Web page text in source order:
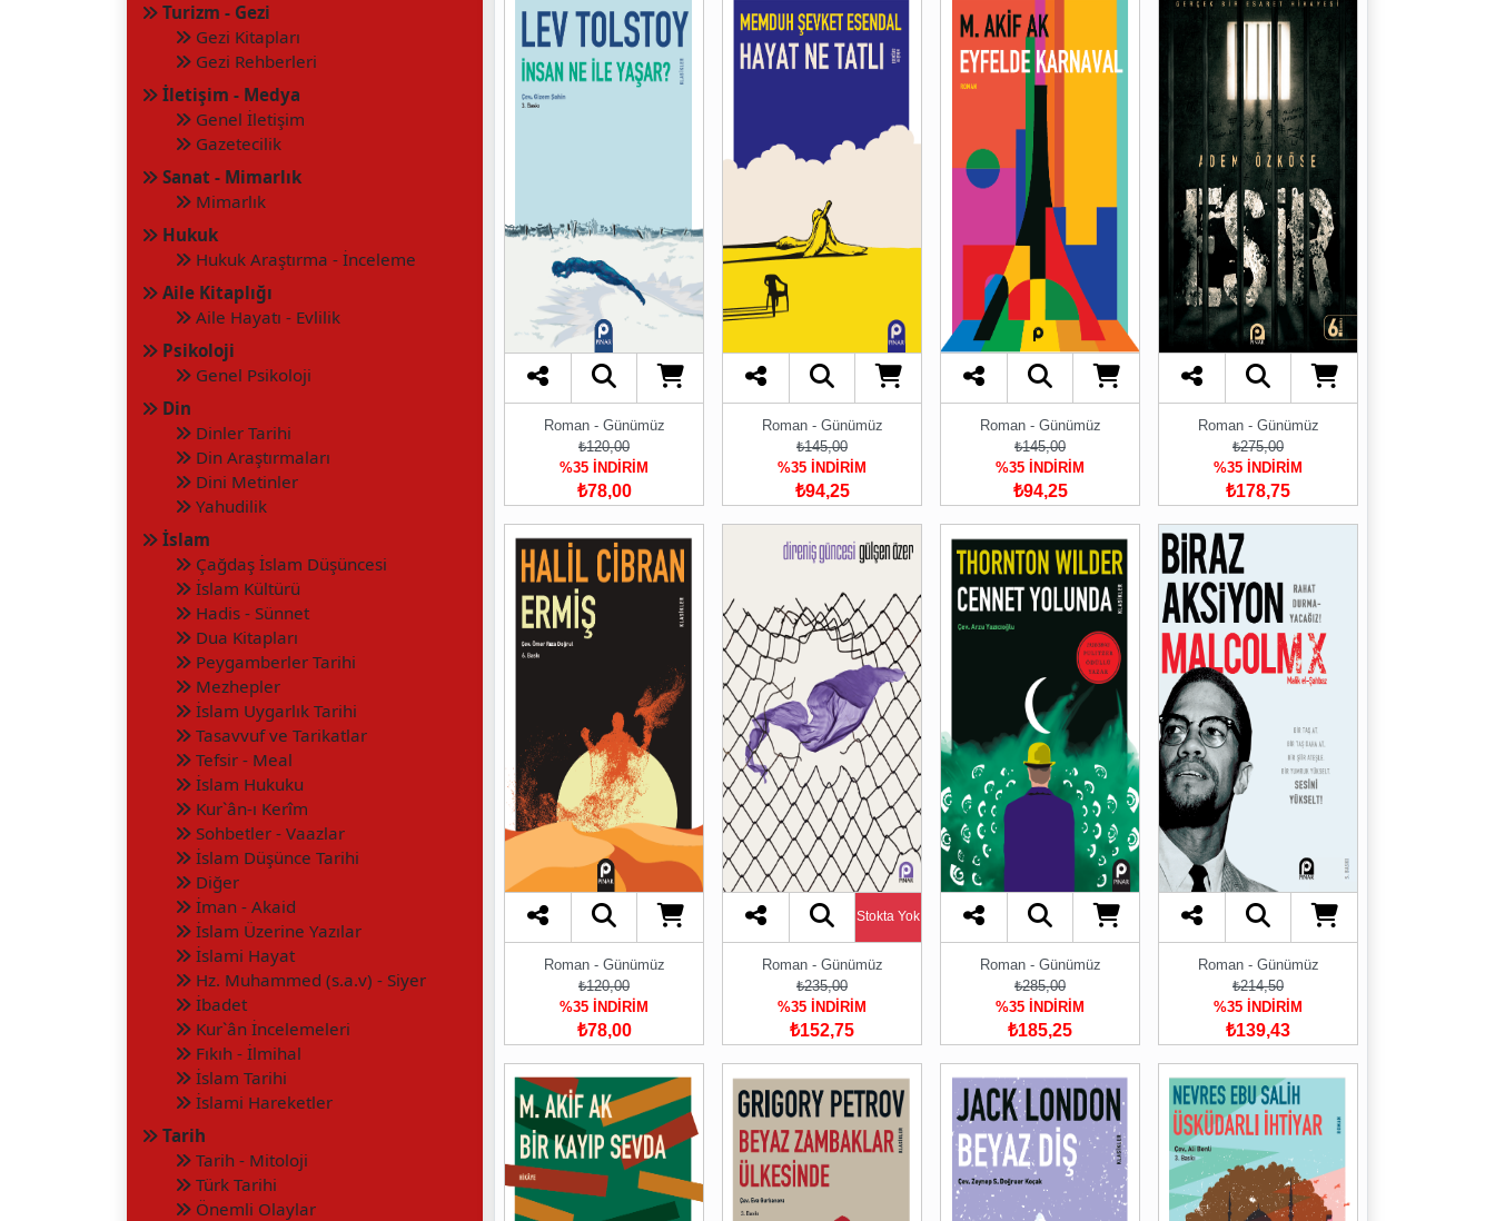
Turizm - Gezi
Gezi Kitapları
Gezi Rehberleri
İletişim - Medya
Genel İletişim
Gazetecilik
Sanat - Mimarlık
Mimarlık
Hukuk
Hukuk Araştırma - İnceleme
Aile Kitaplığı
Aile Hayatı - Evlilik
Psikoloji
Genel Psikoloji
Din
Dinler Tarihi
Din Araştırmaları
Dini Metinler
Yahudilik
İslam
Çağdaş İslam Düşüncesi
İslam Kültürü
Hadis - Sünnet
Dua Kitapları
Peygamberler Tarihi
Mezhepler
İslam Uygarlık Tarihi
Tasavvuf ve Tarikatlar
Tefsir - Meal
İslam Hukuku
Kur`ân-ı Kerîm
Sohbetler - Vaazlar
İslam Düşünce Tarihi
Diğer
İman - Akaid
İslam Üzerine Yazılar
İslami Hayat
Hz. Muhammed (s.a.v) - Siyer
İbadet
Kur`ân İncelemeleri
Fıkıh - İlmihal
İslam Tarihi
İslami Hareketler
Tarih
Tarih - Mitoloji
Türk Tarihi
Önemli Olaylar
Roman - Günümüz
₺120,00
%35 İNDİRİM
₺78,00
Roman - Günümüz
₺145,00
%35 İNDİRİM
₺94,25
Roman - Günümüz
₺145,00
%35 İNDİRİM
₺94,25
Roman - Günümüz
₺275,00
%35 İNDİRİM
₺178,75
Roman - Günümüz
₺120,00
%35 İNDİRİM
₺78,00
Stokta Yok
Roman - Günümüz
₺235,00
%35 İNDİRİM
₺152,75
Roman - Günümüz
₺285,00
%35 İNDİRİM
₺185,25
Roman - Günümüz
₺214,50
%35 İNDİRİM
₺139,43